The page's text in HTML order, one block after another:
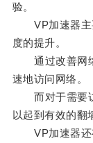
验。
VP加速器主
度的提升。
通过改善网络
速地访问网络。
而对于需要访
以起到有效的翻
VP加速器还